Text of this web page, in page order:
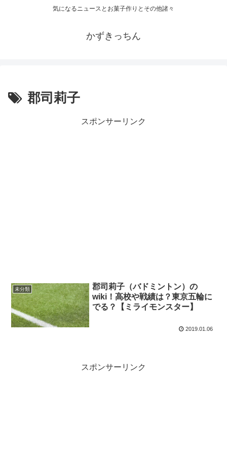
気になるニュースとお菓子作りとその他諸々
かずきっちん
郡司莉子
スポンサーリンク
未分類
郡司莉子（バドミントン）の
wiki！高校や戦績は？東京五輪に
でる？【ミライモンスター】
2019.01.06
スポンサーリンク